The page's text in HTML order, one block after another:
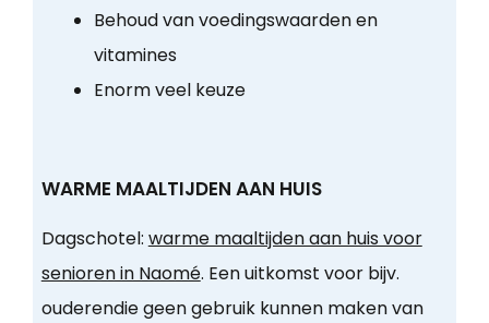
Behoud van voedingswaarden en
vitamines
Enorm veel keuze
WARME MAALTIJDEN AAN HUIS
Dagschotel: warme maaltijden aan huis voor
senioren in Naomé. Een uitkomst voor bijv.
ouderendie geen gebruik kunnen maken van